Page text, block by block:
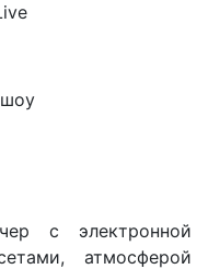
с электронной
атмосферой